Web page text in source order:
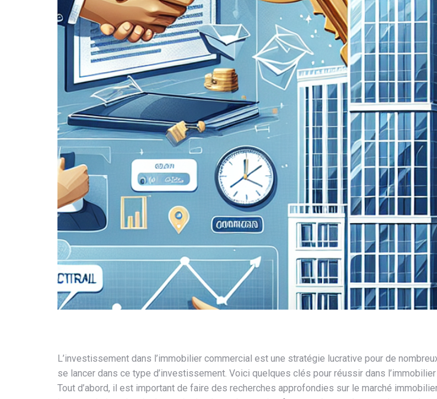
L’investissement dans l’immobilier commercial est une stratégie lucrative pour de
se lancer dans ce type d’investissement. Voici quelques clés pour réussir dans
Tout d’abord, il est important de faire des recherches approfondies sur le marché